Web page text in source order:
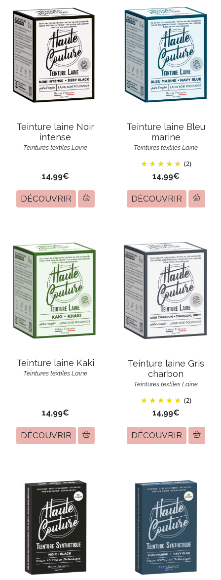
Teinture laine Noir
intense
Teintures textiles Laine
14,99€
DÉCOUVRIR
Teinture laine Bleu
marine
Teintures textiles Laine
(2)
14,99€
DÉCOUVRIR
Teinture laine Kaki
Teintures textiles Laine
14,99€
DÉCOUVRIR
Teinture laine Gris
charbon
Teintures textiles Laine
(2)
14,99€
DÉCOUVRIR